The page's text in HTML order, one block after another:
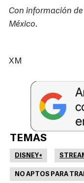
Con información
México.
XM
TEMAS
DISNEY+
NO APTOS PARA